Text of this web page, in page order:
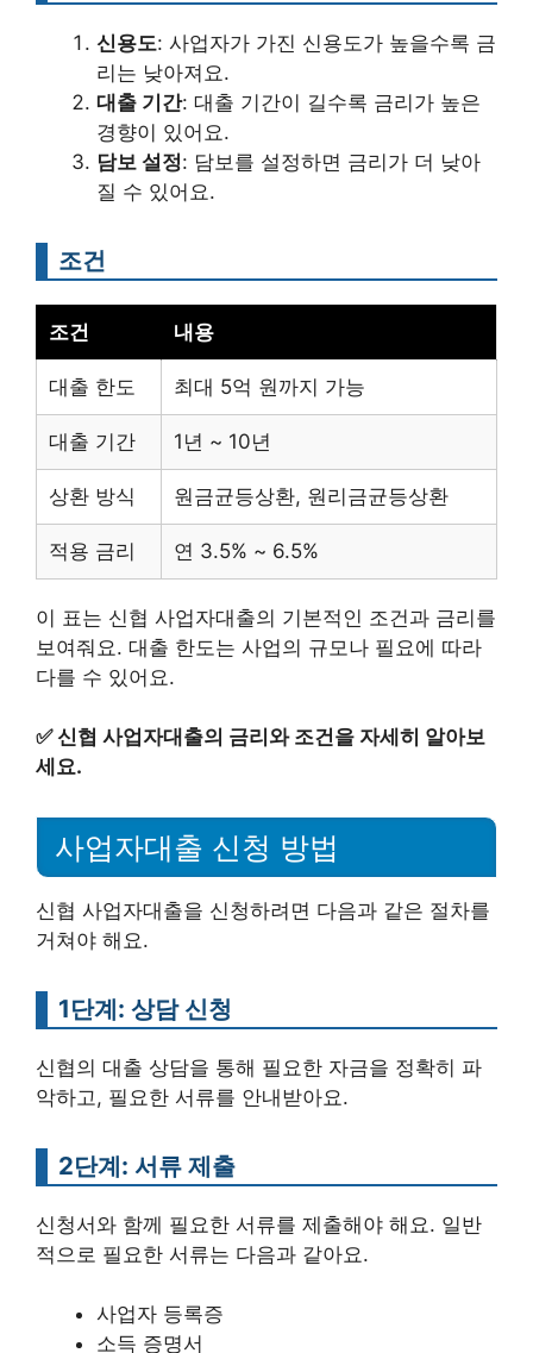
신용도: 사업자가 가진 신용도가 높을수록 금
리는 낮아져요.
대출 기간: 대출 기간이 길수록 금리가 높은
경향이 있어요.
담보 설정: 담보를 설정하면 금리가 더 낮아
질 수 있어요.
조건
조건 내용
대출 한도 최대 5억 원까지 가능
대출 기간 1년 ~ 10년
상환 방식 원금균등상환, 원리금균등상환
적용 금리 연 3.5% ~ 6.5%
이 표는 신협 사업자대출의 기본적인 조건과 금리를
보여줘요. 대출 한도는 사업의 규모나 필요에 따라
다를 수 있어요.
✅신협 사업자대출의 금리와 조건을 자세히 알아보
세요.
사업자대출 신청 방법
신협 사업자대출을 신청하려면 다음과 같은 절차를
거쳐야 해요.
1단계: 상담 신청
신협의 대출 상담을 통해 필요한 자금을 정확히 파
악하고, 필요한 서류를 안내받아요.
2단계: 서류 제출
신청서와 함께 필요한 서류를 제출해야 해요. 일반
적으로 필요한 서류는 다음과 같아요.
사업자 등록증
소득 증명서